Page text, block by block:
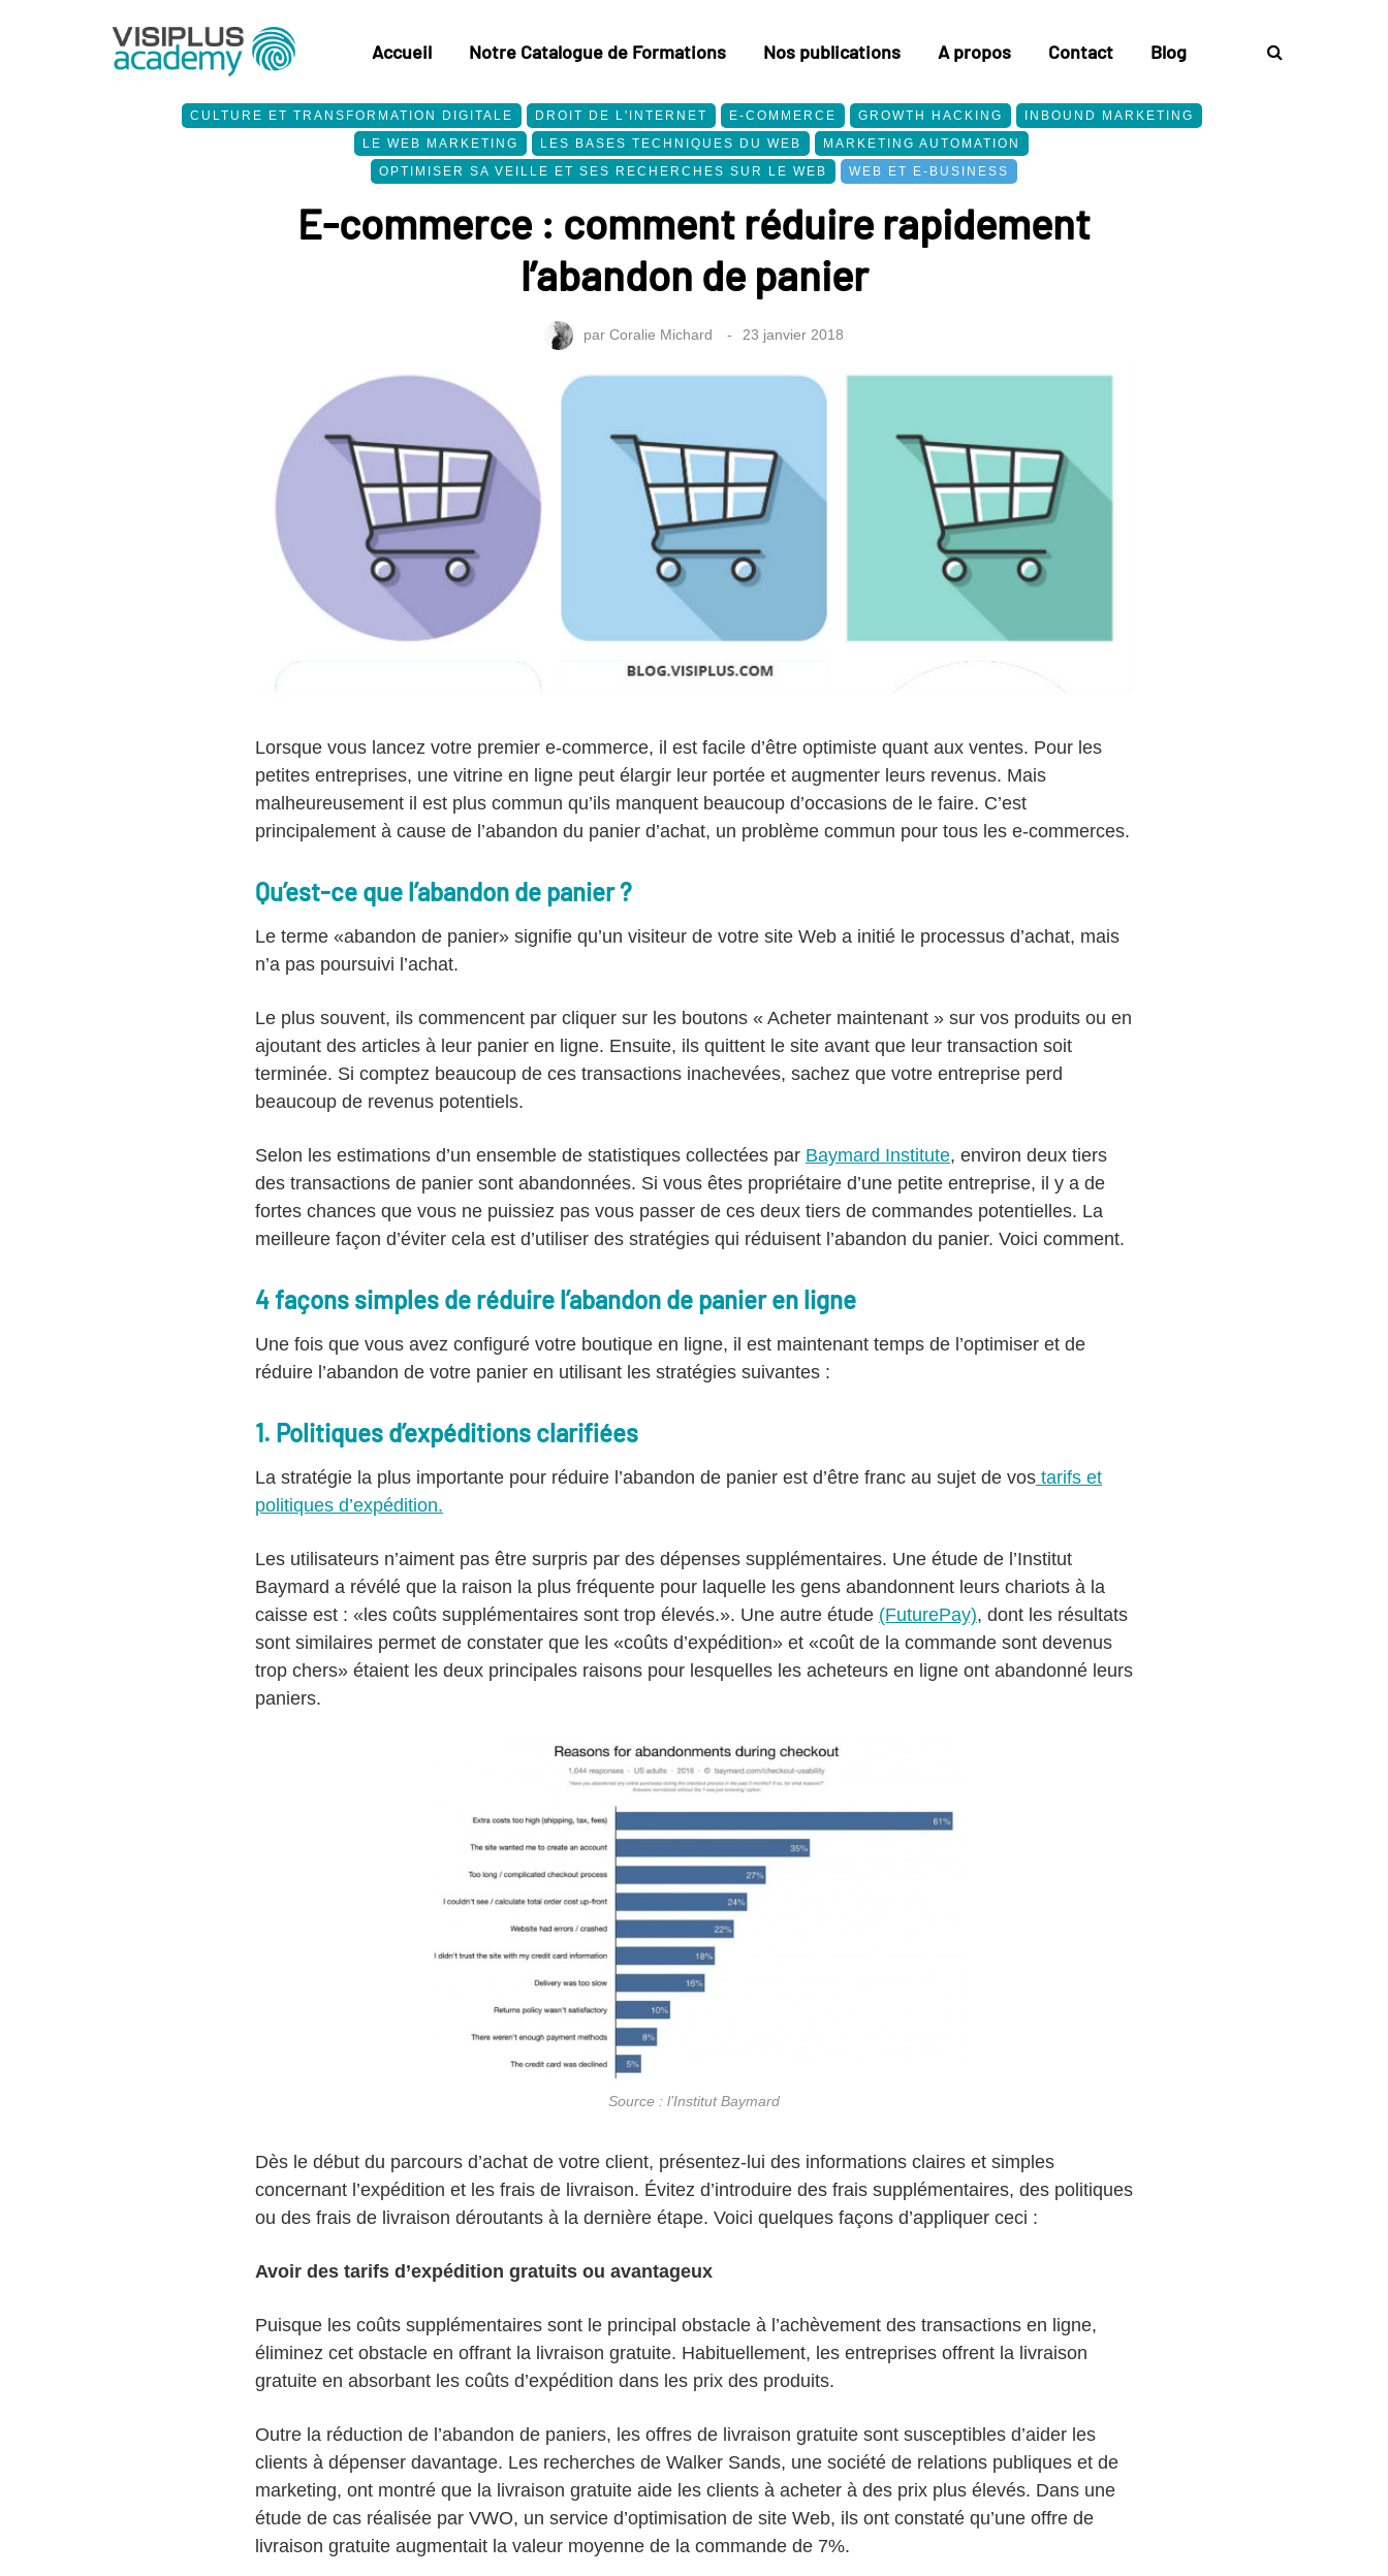
Accueil Notre Catalogue de Formations Nos publications A propos Contact Blog
CULTURE ET TRANSFORMATION DIGITALE DROIT DE L'INTERNET E-COMMERCE GROWTH HACKING
INBOUND MARKETING
LE WEB MARKETING
LES BASES TECHNIQUES DU WEB
MARKETING AUTOMATION
OPTIMISER SA VEILLE ET SES RECHERCHES SUR LE WEB
WEB ET E-BUSINESS
E-commerce : comment réduire rapidement
l’abandon de panier
par Coralie Michard 23 janvier 2018
Lorsque vous lancez votre premier e-commerce, il est facile d’être optimiste quant aux ventes. Pour les
petites entreprises, une vitrine en ligne peut élargir leur portée et augmenter leurs revenus. Mais
malheureusement il est plus commun qu’ils manquent beaucoup d’occasions de le faire. C’est
principalement à cause de l’abandon du panier d’achat, un problème commun pour tous les e-commerces.
Qu’est-ce que l’abandon de panier ?
Le terme «abandon de panier» signifie qu’un visiteur de votre site Web a initié le processus d’achat, mais
n’a pas poursuivi l’achat.
Le plus souvent, ils commencent par cliquer sur les boutons « Acheter maintenant » sur vos produits ou en
ajoutant des articles à leur panier en ligne. Ensuite, ils quittent le site avant que leur transaction soit
terminée. Si comptez beaucoup de ces transactions inachevées, sachez que votre entreprise perd
beaucoup de revenus potentiels.
Selon les estimations d’un ensemble de statistiques collectées par Baymard Institute, environ deux tiers
des transactions de panier sont abandonnées. Si vous êtes propriétaire d’une petite entreprise, il y a de
fortes chances que vous ne puissiez pas vous passer de ces deux tiers de commandes potentielles. La
meilleure façon d’éviter cela est d’utiliser des stratégies qui réduisent l’abandon du panier. Voici comment.
4 façons simples de réduire l’abandon de panier en ligne
Une fois que vous avez configuré votre boutique en ligne, il est maintenant temps de l’optimiser et de
réduire l’abandon de votre panier en utilisant les stratégies suivantes :
1. Politiques d’expéditions clarifiées
La stratégie la plus importante pour réduire l’abandon de panier est d’être franc au sujet de vos tarifs et
politiques d’expédition.
Les utilisateurs n’aiment pas être surpris par des dépenses supplémentaires. Une étude de l’Institut
Baymard a révélé que la raison la plus fréquente pour laquelle les gens abandonnent leurs chariots à la
caisse est : «les coûts supplémentaires sont trop élevés.». Une autre étude (FuturePay), dont les résultats
sont similaires permet de constater que les «coûts d’expédition» et «coût de la commande sont devenus
trop chers» étaient les deux principales raisons pour lesquelles les acheteurs en ligne ont abandonné leurs
paniers.
Source : l’Institut Baymard
Dès le début du parcours d’achat de votre client, présentez-lui des informations claires et simples
concernant l’expédition et les frais de livraison. Évitez d’introduire des frais supplémentaires, des politiques
ou des frais de livraison déroutants à la dernière étape. Voici quelques façons d’appliquer ceci :
Avoir des tarifs d’expédition gratuits ou avantageux
Puisque les coûts supplémentaires sont le principal obstacle à l’achèvement des transactions en ligne,
éliminez cet obstacle en offrant la livraison gratuite. Habituellement, les entreprises offrent la livraison
gratuite en absorbant les coûts d’expédition dans les prix des produits.
Outre la réduction de l’abandon de paniers, les offres de livraison gratuite sont susceptibles d’aider les
clients à dépenser davantage. Les recherches de Walker Sands, une société de relations publiques et de
marketing, ont montré que la livraison gratuite aide les clients à acheter à des prix plus élevés. Dans une
étude de cas réalisée par VWO, un service d’optimisation de site Web, ils ont constaté qu’une offre de
livraison gratuite augmentait la valeur moyenne de la commande de 7%.